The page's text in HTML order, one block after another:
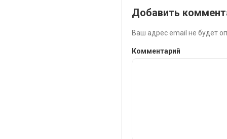
Добавить
Ваш адрес email не будет
Комментарий